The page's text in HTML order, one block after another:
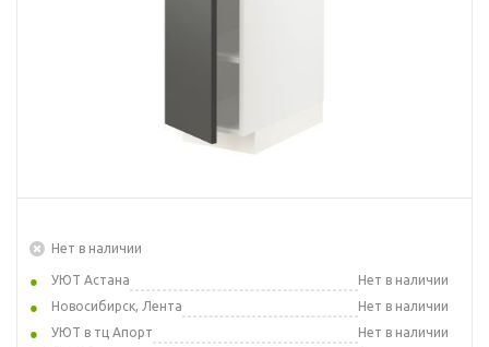
Нет в наличии
УЮТ Астана
Нет в наличии
Новосибирск, Лента
Нет в наличии
УЮТ в тц Апорт
Нет в наличии